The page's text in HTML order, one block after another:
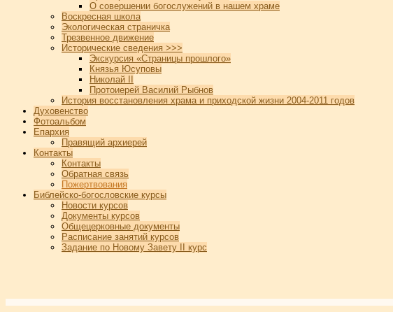
О совершении богослужений в нашем храме
Воскресная школа
Экологическая страничка
Трезвенное движение
Исторические сведения >>>
Экскурсия «Страницы прошлого»
Князья Юсуповы
Николай II
Протоиерей Василий Рыбнов
История восстановления храма и приходской жизни 2004-2011 годов
Духовенство
Фотоальбом
Епархия
Правящий архиерей
Контакты
Контакты
Обратная связь
Пожертвования
Библейско-богословские курсы
Новости курсов
Документы курсов
Общецерковные документы
Расписание занятий курсов
Задание по Новому Завету II курс